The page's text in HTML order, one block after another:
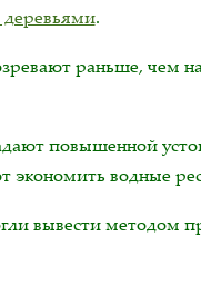
.
раньше, чем
повышенной
экономить водные
вывести методом